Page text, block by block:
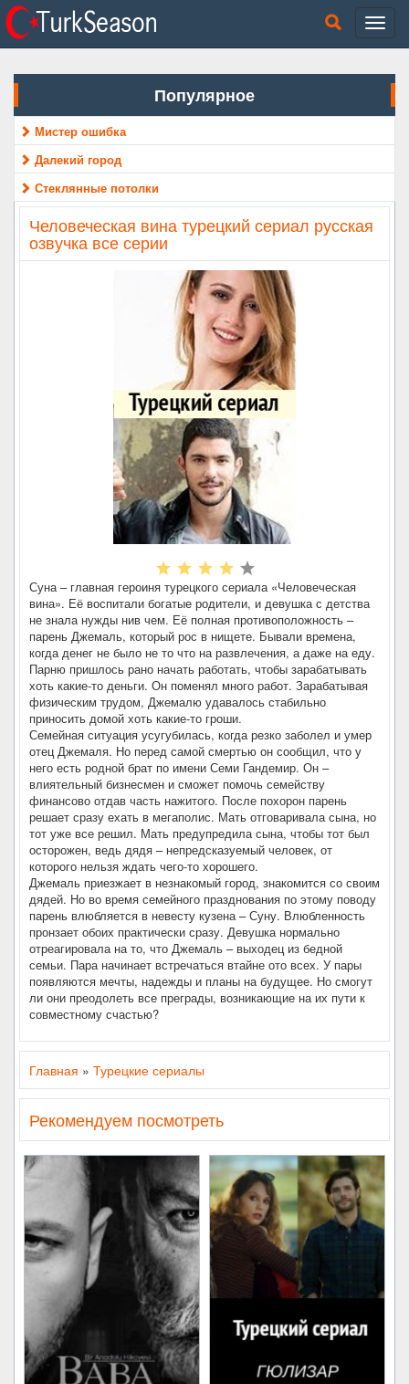
Популярное
Мистер ошибка
Далекий город
Стеклянные потолки
Человеческая вина турецкий сериал русская
озвучка все серии
Суна – главная героиня турецкого сериала «Человеческая
вина». Её воспитали богатые родители, и девушка с детства
не знала нужды нив чем. Её полная противоположность –
парень Джемаль, который рос в нищете. Бывали времена,
когда денег не было не то что на развлечения, а даже на еду.
Парню пришлось рано начать работать, чтобы зарабатывать
хоть какие-то деньги. Он поменял много работ. Зарабатывая
физическим трудом, Джемалю удавалось стабильно
приносить домой хоть какие-то гроши.
Семейная ситуация усугубилась, когда резко заболел и умер
отец Джемаля. Но перед самой смертью он сообщил, что у
него есть родной брат по имени Семи Гандемир. Он –
влиятельный бизнесмен и сможет помочь семейству
финансово отдав часть нажитого. После похорон парень
решает сразу ехать в мегаполис. Мать отговаривала сына, но
тот уже все решил. Мать предупредила сына, чтобы тот был
осторожен, ведь дядя – непредсказуемый человек, от
которого нельзя ждать чего-то хорошего.
Джемаль приезжает в незнакомый город, знакомится со своим
дядей. Но во время семейного празднования по этому поводу
парень влюбляется в невесту кузена – Суну. Влюбленность
пронзает обоих практически сразу. Девушка нормально
отреагировала на то, что Джемаль – выходец из бедной
семьи. Пара начинает встречаться втайне ото всех. У пары
появляются мечты, надежды и планы на будущее. Но смогут
ли они преодолеть все преграды, возникающие на их пути к
совместному счастью?
Главная » Турецкие сериалы
Рекомендуем посмотреть